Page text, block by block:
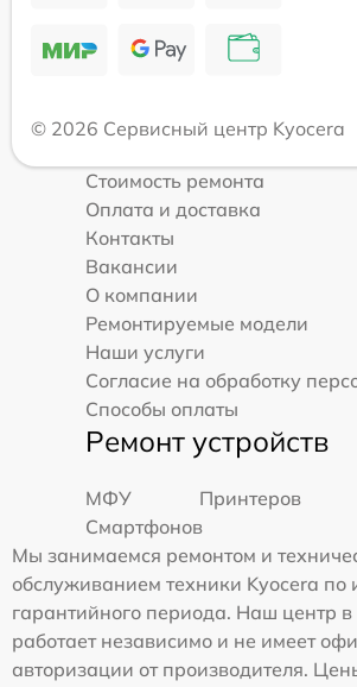
© 2026 Сервисный центр Kyocera
Стоимость ремонта
Оплата и доставка
Контакты
Вакансии
О компании
Ремонтируемые модели
Наши услуги
Согласие на обработку
Способы оплаты
Ремонт устройств
МФУ
Принтеров
Смартфонов
Мы занимаемся ремонтом и
обслуживанием техники Kyocera по
гарантийного периода. Наш центр
работает независимо и не имеет
авторизации от производителя.